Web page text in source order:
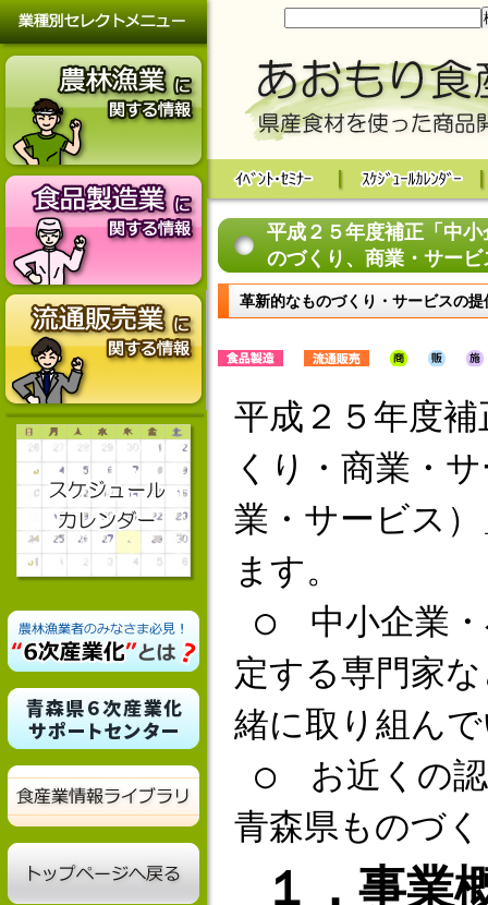
平成２５年度補正「中
のづくり、商業・サー
革新的なものづくり・サービスの
平成２５年度
くり・商業・
業・サービス
ます。
○ 中小企業・
定する専門家
緒に取り組ん
○ お近くの認
青森県ものづ
１．事業